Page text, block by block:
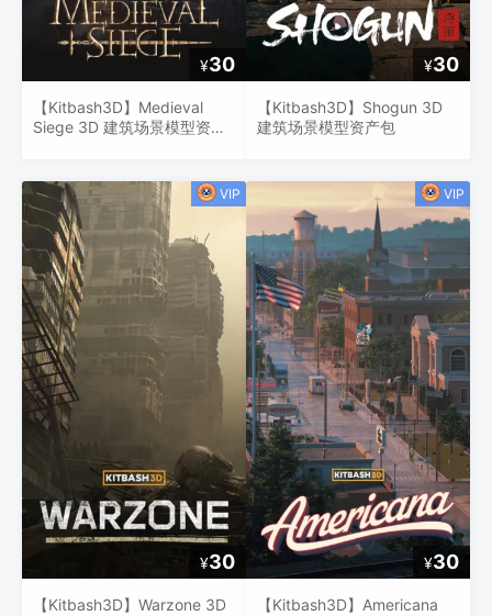
¥30
【Kitbash3D】Medieval
Siege 3D 建筑场景模型资产
¥30
【Kitbash3D】Warzone 3D
¥30
【Kitbash3D】Shogun 3D
建筑场景模型资产包
¥30
【Kitbash3D】Americana